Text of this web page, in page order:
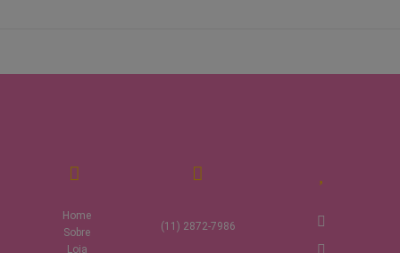
Home
Sobre
Loja
(11) 2872-7986